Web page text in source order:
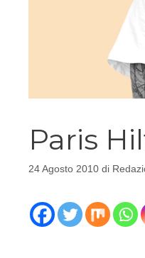
Paris
24 Agosto 2010 di